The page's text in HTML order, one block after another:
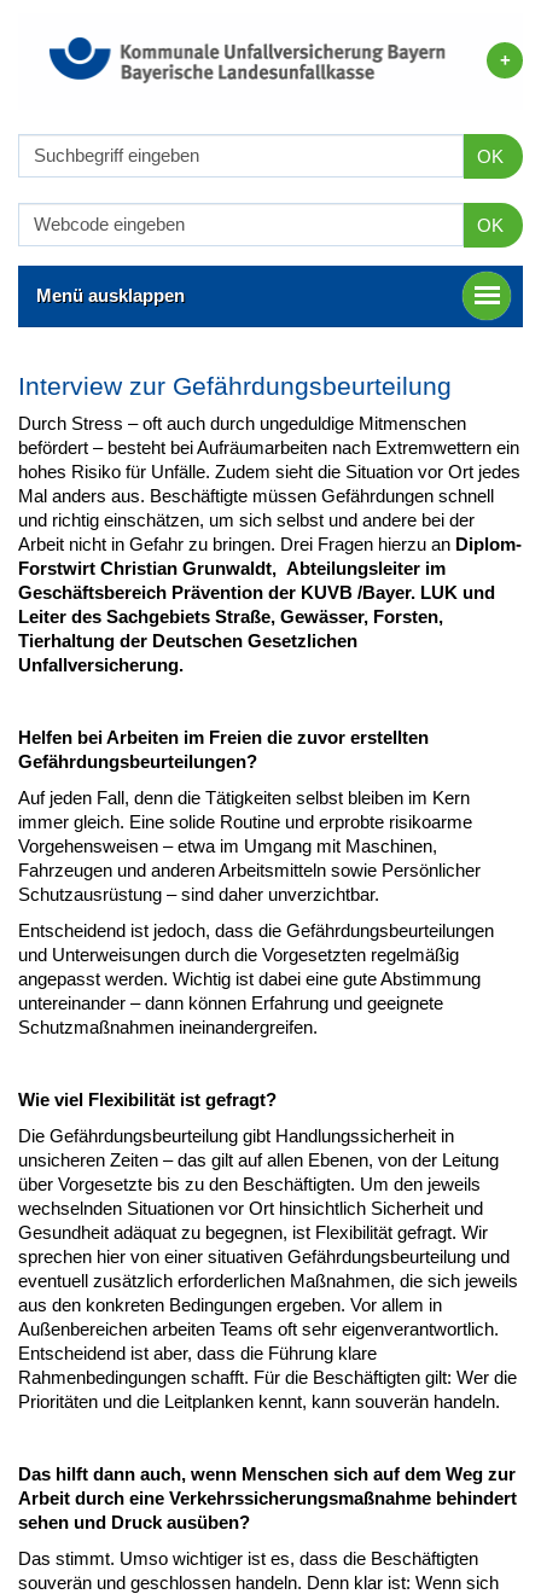
OK
OK
Menü ausklappen
Interview zur Gefährdungsbeurteilung
Durch Stress – oft auch durch ungeduldige Mitmenschen
befördert – besteht bei Aufräumarbeiten nach Extremwettern ein
hohes Risiko für Unfälle. Zudem sieht die Situation vor Ort jedes
Mal anders aus. Beschäftigte müssen Gefährdungen schnell
und richtig einschätzen, um sich selbst und andere bei der
Arbeit nicht in Gefahr zu bringen. Drei Fragen hierzu an Diplom-
Forstwirt Christian Grunwaldt, Abteilungsleiter im
Geschäftsbereich Prävention der KUVB /Bayer. LUK und
Leiter des Sachgebiets Straße, Gewässer, Forsten,
Tierhaltung der Deutschen Gesetzlichen
Unfallversicherung.
Helfen bei Arbeiten im Freien die zuvor erstellten
Gefährdungsbeurteilungen?
Auf jeden Fall, denn die Tätigkeiten selbst bleiben im Kern
immer gleich. Eine solide Routine und erprobte risikoarme
Vorgehensweisen – etwa im Umgang mit Maschinen,
Fahrzeugen und anderen Arbeitsmitteln sowie Persönlicher
Schutzausrüstung – sind daher unverzichtbar.
Entscheidend ist jedoch, dass die Gefährdungsbeurteilungen
und Unterweisungen durch die Vorgesetzten regelmäßig
angepasst werden. Wichtig ist dabei eine gute Abstimmung
untereinander – dann können Erfahrung und geeignete
Schutzmaßnahmen ineinandergreifen.
Wie viel Flexibilität ist gefragt?
Die Gefährdungsbeurteilung gibt Handlungssicherheit in
unsicheren Zeiten – das gilt auf allen Ebenen, von der Leitung
über Vorgesetzte bis zu den Beschäftigten. Um den jeweils
wechselnden Situationen vor Ort hinsichtlich Sicherheit und
Gesundheit adäquat zu begegnen, ist Flexibilität gefragt. Wir
sprechen hier von einer situativen Gefährdungsbeurteilung und
eventuell zusätzlich erforderlichen Maßnahmen, die sich jeweils
aus den konkreten Bedingungen ergeben. Vor allem in
Außenbereichen arbeiten Teams oft sehr eigenverantwortlich.
Entscheidend ist aber, dass die Führung klare
Rahmenbedingungen schafft. Für die Beschäftigten gilt: Wer die
Prioritäten und die Leitplanken kennt, kann souverän handeln.
Das hilft dann auch, wenn Menschen sich auf dem Weg zur
Arbeit durch eine Verkehrssicherungsmaßnahme behindert
sehen und Druck ausüben?
Das stimmt. Umso wichtiger ist es, dass die Beschäftigten
souverän und geschlossen handeln. Denn klar ist: Wenn sich